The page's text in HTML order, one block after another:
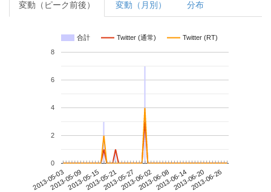
変動（ピーク前後） 変動（月別） 分布
合計 Twitter (通常) Twitter (RT)
2013-05-032013-05-092013-05-152013-05-212013-05-272013-06-022013-06-082013-06-142013-06-202013-06-26
0
2
4
6
8